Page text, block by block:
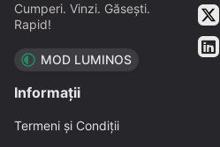
Cumperi. Vinzi. Găsești.
Rapid!
MOD LUMINOS
Informații
Termeni și Condiții